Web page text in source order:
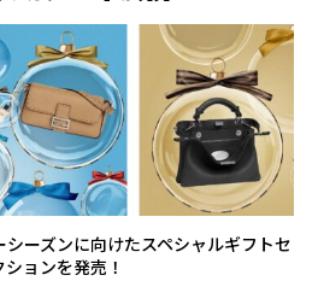
ーズンに向けたスペシャルギフトセ
ションを発売！